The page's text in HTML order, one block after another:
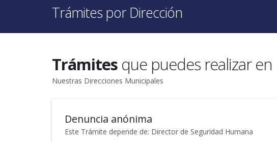
Trámites por Dirección
Trámites que puedes realizar en
Nuestras Direcciones Municipales
Denuncia anónima
Este Trámite depende de: Director de Seguridad Humana